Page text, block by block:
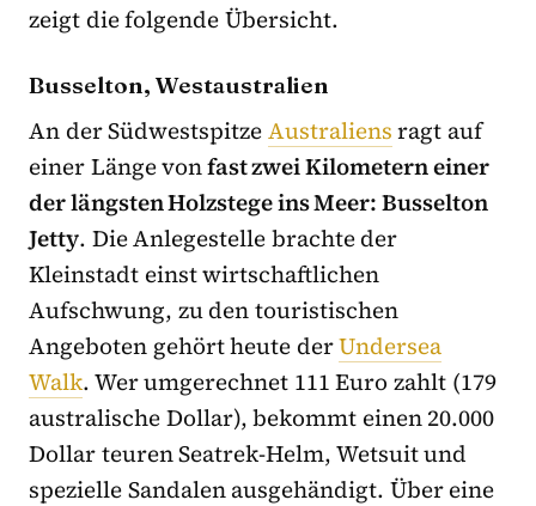
zeigt die folgende Übersicht.
Busselton, Westaustralien
An der SüdwestspitzeAustraliensragt auf
einer Länge vonfast zwei Kilometern einer
der längsten Holzstege ins Meer: Busselton
Jetty. Die Anlegestelle brachte der
Kleinstadt einst wirtschaftlichen
Aufschwung, zu den touristischen
Angeboten gehört heute derUndersea
Walk. Wer umgerechnet 111 Euro zahlt (179
australische Dollar), bekommt einen 20.000
Dollar teuren Seatrek-Helm, Wetsuit und
spezielle Sandalen ausgehändigt. Über eine